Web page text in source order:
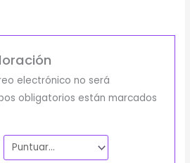
electrónico no será
obligatorios están marcados